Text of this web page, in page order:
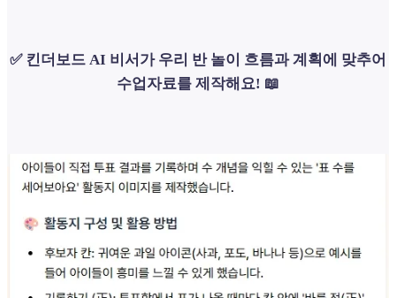
✅ 킨더보드 AI 비서가 우리 반 놀이 흐름과 계획에 맞추어
수업자료를 제작해요! 📖